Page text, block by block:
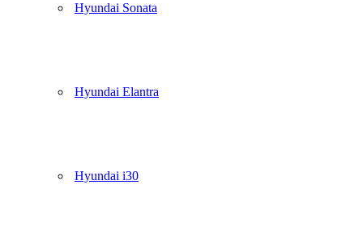
Hyundai Sonata
Hyundai Elantra
Hyundai i30